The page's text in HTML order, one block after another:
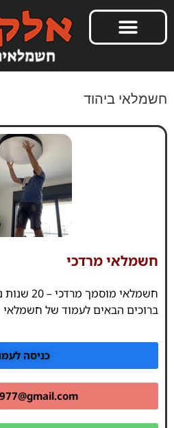
חשמלאי ביהוד
חשמלאי מרדכי
חשמלאי
ברוכים הבאים לעמוד של חשמלאי
כניסה